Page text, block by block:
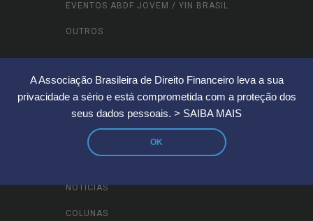
A Associação Brasileira de Direito Financeiro leva a sua
privacidade a sério e está comprometida com a proteção dos
seus dados pessoais. > SAIBA MAIS
OK
EVENTOS ABDF JOVEM / YIN BRASIL
OUTROS
CONTEÚDOS
VÍDEOS
NOTÍCIAS
COLUNAS